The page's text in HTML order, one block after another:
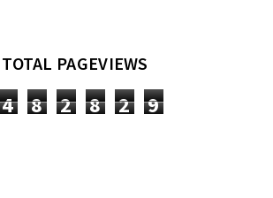
TOTAL PAGEVIEWS
4 8 2 8 2 9